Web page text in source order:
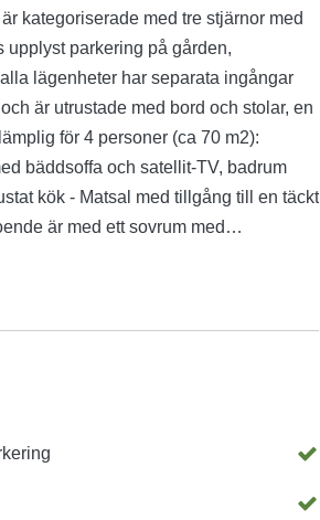
kategoriserade med tre stjärnor med
upplyst parkering på gården,
lägenheter har separata ingångar
är utrustade med bord och stolar, en
för 4 personer (ca 70 m2):
bäddsoffa och satellit-TV, badrum
kök - Matsal med tillgång till en täckt
är med ett sovrum med
Tillgänglighet för lägenheten: